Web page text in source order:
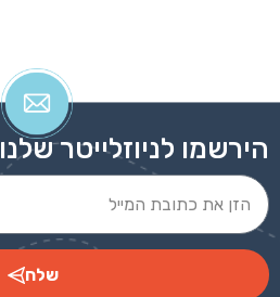
הירשמו לניוזלייטר שלנו
שלח